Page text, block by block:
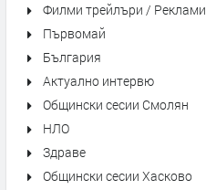
Филми трейлъри / Реклами
Първомай
България
Актуално интервю
Общински сесии Смолян
НЛО
Здраве
Общински сесии Хасково